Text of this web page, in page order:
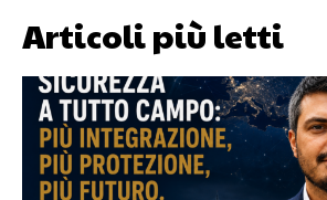
Articoli più letti